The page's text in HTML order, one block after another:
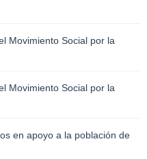
Movimiento Social por la
Movimiento Social por la
en apoyo a la población de